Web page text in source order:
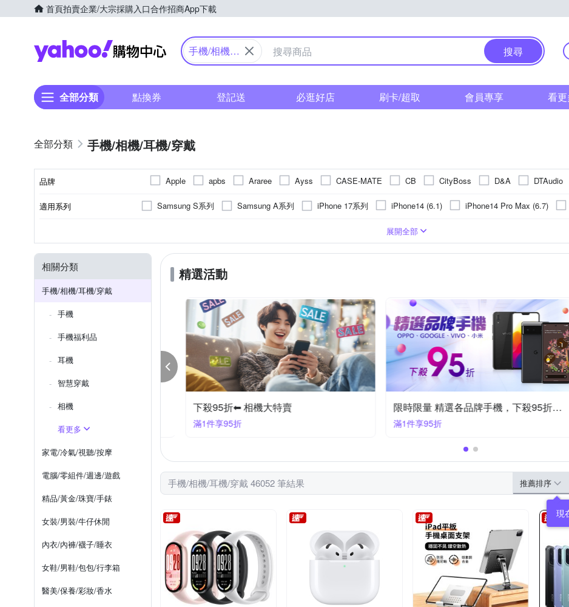
首頁拍賣企業/大宗採購入口合作招商App下載
Yahoo購物中心
手機/相機/
搜尋
全部分類 點換券 登記送 必逛好店 刷卡/超取 會員專享 看更
手機/相機/耳機/穿戴
品牌 Apple apbs Araree Ayss CASE-MATE CB CityBoss D&A DTAudio
Eschenbach
GCOMM GOR Hamlet HH 草本新淨界 hoda IMAK IN7
Panasonic 國際牌
PELICAN 派力肯 POK 波克 QIND 勤大 Q哥 RASTO Rearth
X-Doria
XUNDD 訊迪
適用系列 Samsung S系列 Samsung A系列 iPhone 17系列 iPhone14 (6.1) iPhone14 Pro Max (6.7)
iPhone 13 Pro
iPhone 16 Pro Max
iPhone 16 Pro iPhone 13 紅米系列 iPhone 16 Plus vivo系列
iPhone 12 Pro Max
iPhone SE 2
htc U系列 OPPO Ａ系列 OPPO全系列 iPhone14 Plus (6.7) iPhone 11 Pro
iPhone XS Max
iPhone X/XS iPhone 11系列 iPhone 11 Pro Zenfone８系列 ASUS
鏡(亮)面
Xiaomi 小米
鋁合金
背面保護貼 手機吊飾
遮光罩
行車導航支架
展開全部
相關分類
手機/相機/耳機/穿戴
手機
手機福利品
耳機
智慧穿戴
相機
看更多
家電/冷氣/視聽/按摩
電腦/零組件/週邊/遊戲
精品/黃金/珠寶/手錶
女裝/男裝/牛仔休閒
內衣/內褲/襪子/睡衣
女鞋/男鞋/包包/行李箱
醫美/保養/彩妝/香水
精選活動
牌聯合特賣結帳95折 下殺95折⬅︎ 相機大特賣
滿1件享95折
限時限量 精選各品牌手機，下殺95折優惠
滿1件享95折
手機/相機/耳機/穿戴 46052 筆結果 推薦排序